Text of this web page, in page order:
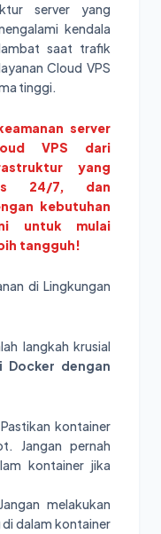
server yang
kendala
saat trafik
Cloud VPS
tinggi.
server
VPS dari
yang
24/7, dan
kebutuhan
untuk mulai
tangguh!
di Lingkungan
langkah krusial
Docker dengan
Pastikan kontainer
Jangan pernah
kontainer jika
Jangan melakukan
dalam kontainer